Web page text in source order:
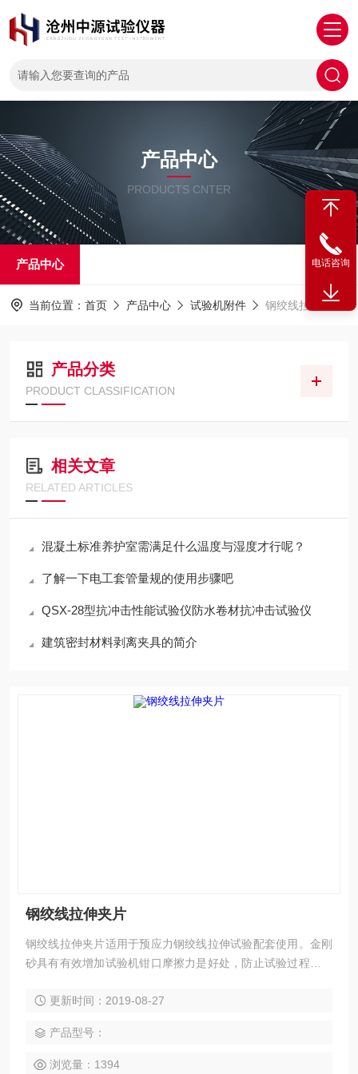
产品中心
PRODUCTS CNTER
产品中心
当前位置： 首页 产品中心 试验机附件 钢绞线拉伸夹片
产品分类
PRODUCT CLASSIFICATION
相关文章
RELATED ARTICLES
混凝土标准养护室需满足什么温度与湿度才行呢？
了解一下电工套管量规的使用步骤吧
QSX-28型抗冲击性能试验仪防水卷材抗冲击试验仪
建筑密封材料剥离夹具的简介
钢绞线拉伸夹片
钢绞线拉伸夹片适用于预应力钢绞线拉伸试验配套使用。金刚
砂具有有效增加试验机钳口摩擦力是好处，防止试验过程中钢
接夹紧钢绞线，造成钳口齿脱落。
更新时间：2019-08-27
产品型号：
浏览量：1394
电话咨询